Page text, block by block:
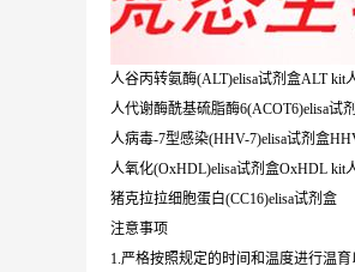
人谷丙转氨酶(ALT)elisa试剂盒ALT kit
人代谢酶酰基硫脂酶6(ACOT6)elisa试
人病毒-7型感染(HHV-7)elisa试剂盒
人氧化(OxHDL)elisa试剂盒OxHDL kit
猪克拉拉细胞蛋白(CC16)elisa试剂盒
注意事项
1.严格按照规定的时间和温度进行温